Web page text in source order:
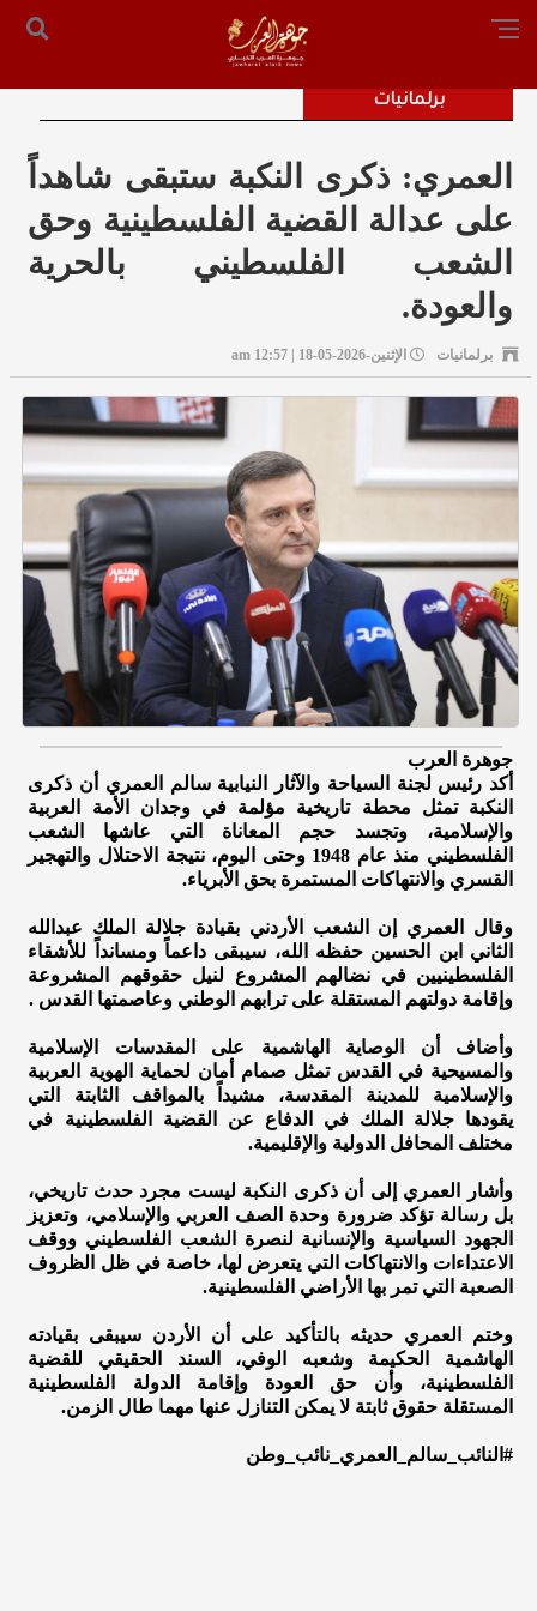
الرئيسية
التحرير: المستشار محمد صالح الملكاوي [ 00962795755033 ]
برلمانيات
العمري: ذكرى النكبة ستبقى شاهداً
على عدالة القضية الفلسطينية وحق
الشعب الفلسطيني بالحرية
والعودة.
برلمانيات الإثنين-2026-05-18 | 12:57 am
جوهرة العرب
أكد رئيس لجنة السياحة والآثار النيابية سالم العمري أن ذكرى
النكبة تمثل محطة تاريخية مؤلمة في وجدان الأمة العربية
والإسلامية، وتجسد حجم المعاناة التي عاشها الشعب
الفلسطيني منذ عام 1948 وحتى اليوم، نتيجة الاحتلال والتهجير
القسري والانتهاكات المستمرة بحق الأبرياء.
وقال العمري إن الشعب الأردني بقيادة جلالة الملك عبدالله
الثاني ابن الحسين حفظه الله، سيبقى داعماً ومسانداً للأشقاء
الفلسطينيين في نضالهم المشروع لنيل حقوقهم المشروعة
وإقامة دولتهم المستقلة على ترابهم الوطني وعاصمتها القدس .
وأضاف أن الوصاية الهاشمية على المقدسات الإسلامية
والمسيحية في القدس تمثل صمام أمان لحماية الهوية العربية
والإسلامية للمدينة المقدسة، مشيداً بالمواقف الثابتة التي
يقودها جلالة الملك في الدفاع عن القضية الفلسطينية في
مختلف المحافل الدولية والإقليمية.
وأشار العمري إلى أن ذكرى النكبة ليست مجرد حدث تاريخي،
بل رسالة تؤكد ضرورة وحدة الصف العربي والإسلامي، وتعزيز
الجهود السياسية والإنسانية لنصرة الشعب الفلسطيني ووقف
الاعتداءات والانتهاكات التي يتعرض لها، خاصة في ظل الظروف
الصعبة التي تمر بها الأراضي الفلسطينية.
وختم العمري حديثه بالتأكيد على أن الأردن سيبقى بقيادته
الهاشمية الحكيمة وشعبه الوفي، السند الحقيقي للقضية
الفلسطينية، وأن حق العودة وإقامة الدولة الفلسطينية
المستقلة حقوق ثابتة لا يمكن التنازل عنها مهما طال الزمن.
#النائب_سالم_العمري_نائب_وطن